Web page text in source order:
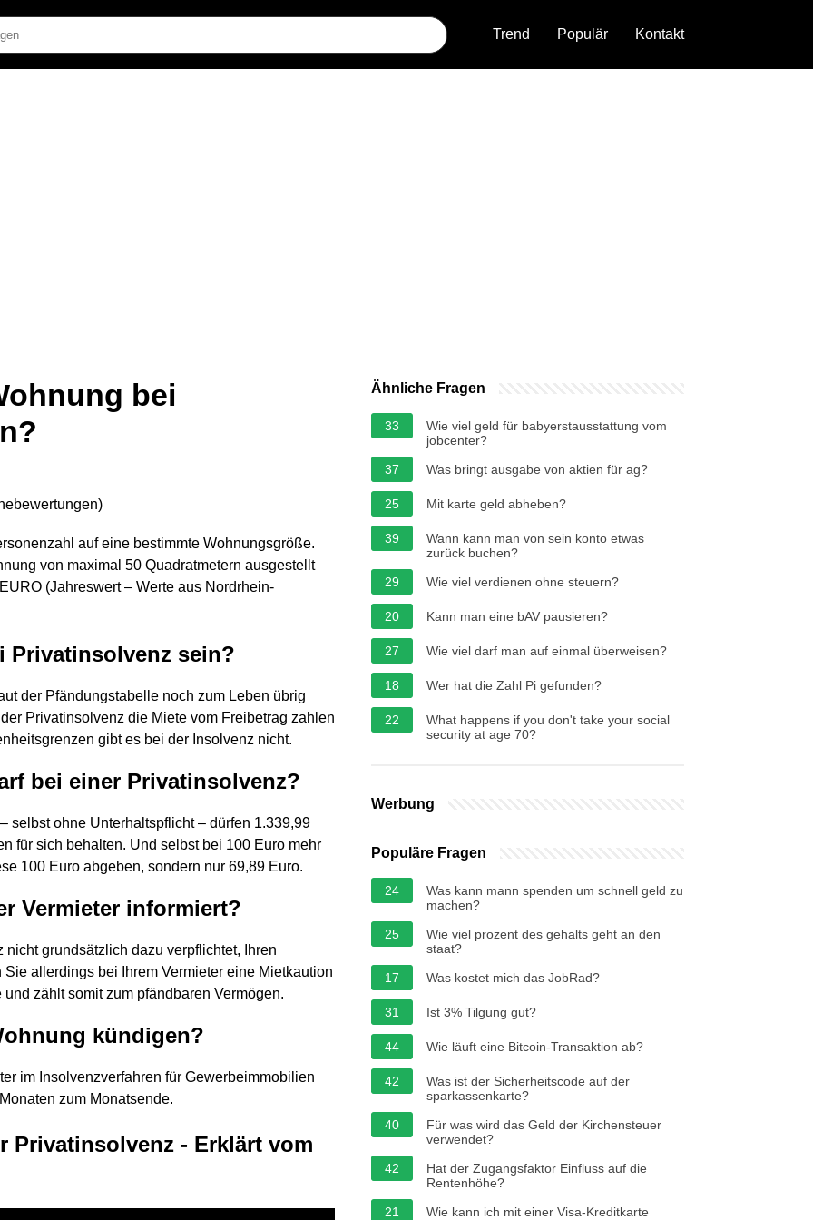
Trend Populär Kontakt
bei
)
auf eine bestimmte Wohnungsgröße.
von maximal 50 Quadratmetern ausgestellt
(Jahreswert – Werte aus Nordrhein-
Privatinsolvenz sein?
der Pfändungstabelle noch zum Leben übrig
Privatinsolvenz die Miete vom Freibetrag zahlen
gibt es bei der Insolvenz nicht.
bei einer Privatinsolvenz?
selbst ohne Unterhaltspflicht – dürfen 1.339,99
für sich behalten. Und selbst bei 100 Euro mehr
100 Euro abgeben, sondern nur 69,89 Euro.
Vermieter informiert?
grundsätzlich dazu verpflichtet, Ihren
allerdings bei Ihrem Vermieter eine Mietkaution
zählt somit zum pfändbaren Vermögen.
kündigen?
im Insolvenzverfahren für Gewerbeimmobilien
zum Monatsende.
Privatinsolvenz - Erklärt vom
Ähnliche Fragen
33
Wie viel geld für babyerstausstattung vom
jobcenter?
37
Was bringt ausgabe von aktien für ag?
25 Mit karte geld abheben?
39
Wann kann man von sein konto etwas
zurück buchen?
29
Wie viel verdienen ohne steuern?
20 Kann man eine bAV pausieren?
27 Wie viel darf man auf einmal überweisen?
18 Wer hat die Zahl Pi gefunden?
22
What happens if you don't take your social
security at age 70?
Werbung
Populäre Fragen
24
Was kann mann spenden um schnell geld zu
machen?
25
Wie viel prozent des gehalts geht an den
staat?
17
Was kostet mich das JobRad?
31 Ist 3% Tilgung gut?
44 Wie läuft eine Bitcoin-Transaktion ab?
42
Was ist der Sicherheitscode auf der
sparkassenkarte?
40
Für was wird das Geld der Kirchensteuer
verwendet?
42
Hat der Zugangsfaktor Einfluss auf die
Rentenhöhe?
21
Wie kann ich mit einer Visa-Kreditkarte